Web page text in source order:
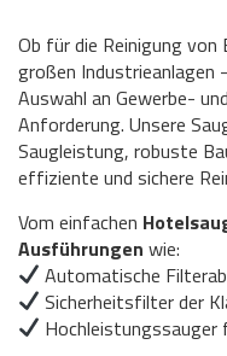
Ob für die Reinigung
großen Industrieanlagen
Auswahl an Gewerbe-
Anforderung. Unsere
Saugleistung, robuste
effiziente und sichere
Vom einfachen
Ausführungen wie:
Automatische
Sicherheitsfilter der
Hochleistungssauger